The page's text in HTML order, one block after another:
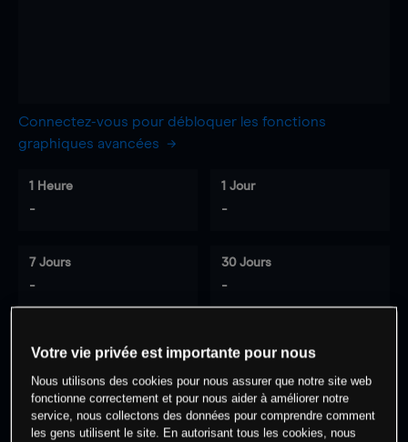
Connectez-vous pour débloquer les fonctions
graphiques avancées
1 Heure
-
1 Jour
-
7 Jours
-
30 Jours
-
0 % des clients ont une position à
cet actif
Votre vie privée est importante pour nous
Nous utilisons des cookies pour nous assurer que notre site web
fonctionne correctement et pour nous aider à améliorer notre
service, nous collectons des données pour comprendre comment
les gens utilisent le site. En autorisant tous les cookies, nous